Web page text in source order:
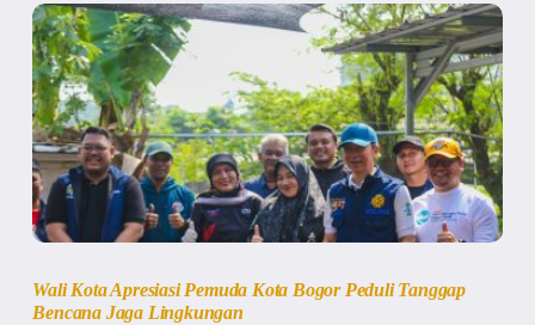
Wali Kota Apresiasi Pemuda Kota Bogor Peduli Tanggap
Bencana Jaga Lingkungan